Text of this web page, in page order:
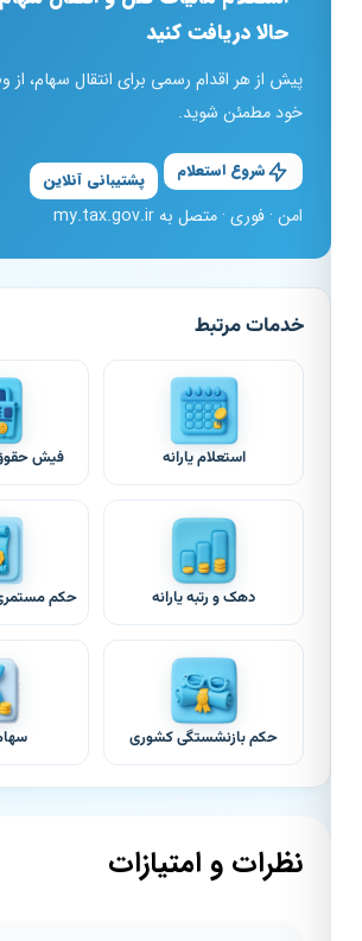
حالا دریافت کنید
پیش از هر اقدام رسمی برای انتقال سهام، از
خود مطمئن شوید.
شروع استعلام پشتیبانی آنلاین
امن · فوری · متصل به my.tax.gov.ir
خدمات مرتبط
استعلام یارانه فیش حقوق
دهک و رتبه یارانه حکم مستمری
حکم بازنشستگی کشوری سهام
نظرات و امتیازات